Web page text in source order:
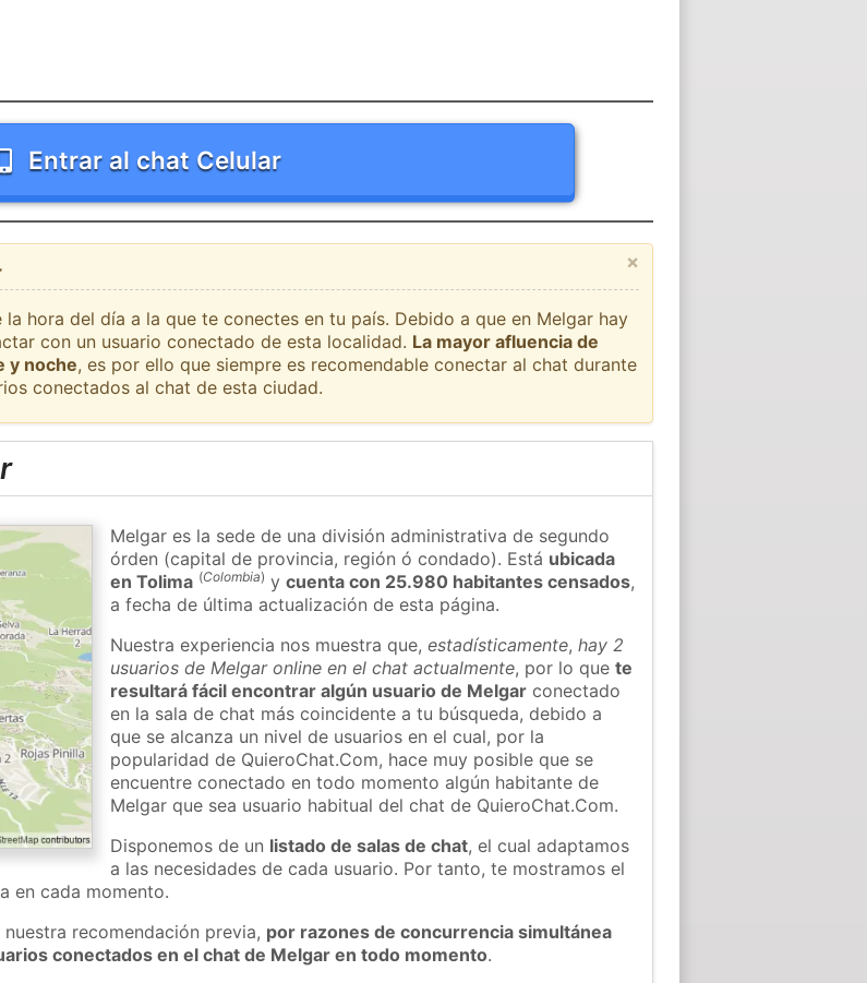
Entrar al chat Celular
×
hora del día a la que te conectes en tu país. Debido a que en Melgar hay
con un usuario conectado de esta localidad. La mayor afluencia de
y noche, es por ello que siempre es recomendable conectar al chat durante
conectados al chat de esta ciudad.
Melgar es la sede de una división administrativa de segundo
órden (capital de provincia, región ó condado). Está ubicada
en Tolima (Colombia) ycuenta con 25.980 habitantes censados,
a fecha de última actualización de esta página.
Nuestra experiencia nos muestra que,estadísticamente,hay 2
usuarios de Melgar online en el chat actualmente, por lo quete
resultará fácil encontrar algún usuario de Melgar conectado
en la sala de chat más coincidente a tu búsqueda, debido a
que se alcanza un nivel de usuarios en el cual, por la
popularidad de QuieroChat.Com, hace muy posible que se
encuentre conectado en todo momento algún habitante de
Melgar que sea usuario habitual del chat de QuieroChat.Com.
Disponemos de un listado de salas de chat, el cual adaptamos
a las necesidades de cada usuario. Por tanto, te mostramos el
en cada momento.
recomendación previa, por razones de concurrencia simultánea
conectados en el chat de Melgar en todo momento.